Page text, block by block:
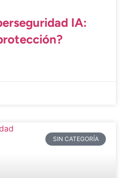
IA:
SIN CATEGORÍA